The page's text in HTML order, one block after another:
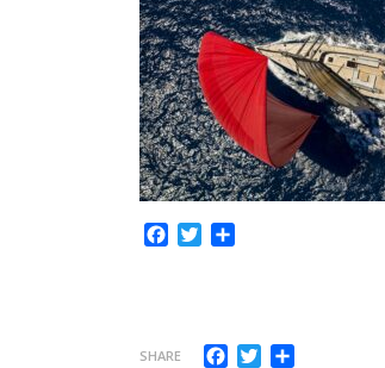
Facebook
Twitter
SHARE Facebook
Twitter